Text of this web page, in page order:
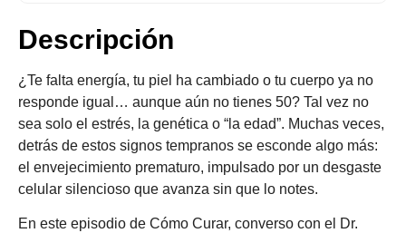
Descripción
¿Te falta energía, tu piel ha cambiado o tu cuerpo ya no
responde igual… aunque aún no tienes 50? Tal vez no
sea solo el estrés, la genética o “la edad”. Muchas veces,
detrás de estos signos tempranos se esconde algo más:
el envejecimiento prematuro, impulsado por un desgaste
celular silencioso que avanza sin que lo notes.
En este episodio de Cómo Curar, converso con el Dr.